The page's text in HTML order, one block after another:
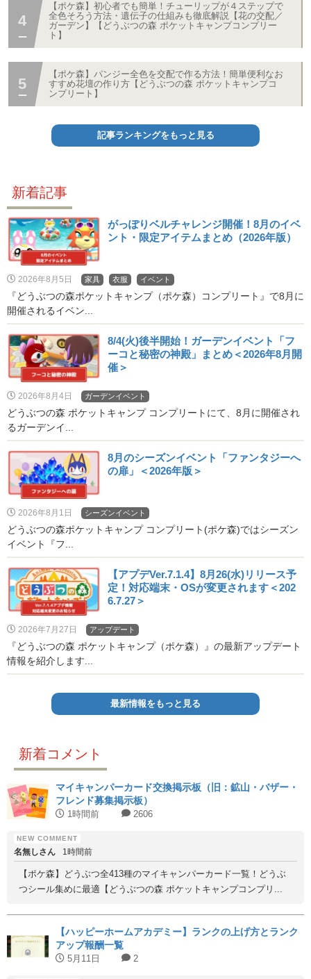
【ポケ森】初心者でも簡単！チューリップが４ステップで
全色そろう方法・遺伝子の仕組みも徹底解説【花の交配／
ガーデン】【どうぶつの森 ポケットキャンプコンプリー
ト】
【ポケ森】パンジー全色を交配で作る方法！簡単便利なお
すすめ花壇の作り方【どうぶつの森 ポケットキャンプコ
ンプリート】
記事ランキングをもっと見る
新着記事
がっぽりベルチャレンジ開催！8月のイベ
ント・限定アイテムまとめ（2026年版）
2026年8月5日 家具 衣服 イベント
『どうぶつの森ポケットキャンプ（ポケ森）コンプリート』で8月に
開催されるイベン...
8/4(火)後半開始！ガーデンイベント「フ
ーコと秘密の神殿」まとめ＜2026年8月開
催＞
2026年8月4日 ガーデンイベント
どうぶつの森 ポケットキャンプ コンプリートにて、8月に開催され
るガーデンイ...
8月のシーズンイベント「ファンタジーへ
の扉」＜2026年版＞
2026年8月1日 シーズンイベント
どうぶつの森ポケットキャンプ コンプリート(ポケ森)ではシーズン
イベント『フ...
【アプデVer.7.1.4】8月26(水)リリース予
定！対応端末・OSが変更されます＜202
6.7.27＞
2026年7月27日 アップデート
『どうぶつの森 ポケットキャンプ（ポケ森）』の最新アップデート
情報を紹介します...
最新情報をもっと見る
新着コメント
マイキャンパーカード交換掲示板（旧：鉱山・バザー・
フレンド募集掲示板）
1時間前 2606
名無しさん 1時間前
【ポケ森】どうぶつ全413種のマイキャンパーカード一覧！どうぶ
つシール集めに最適【どうぶつの森 ポケットキャンプコンプリ...
【ハッピーホームアカデミー】ランクの上げ方とランク
アップ報酬一覧
5月11日 2